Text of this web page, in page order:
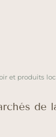
et produits
de